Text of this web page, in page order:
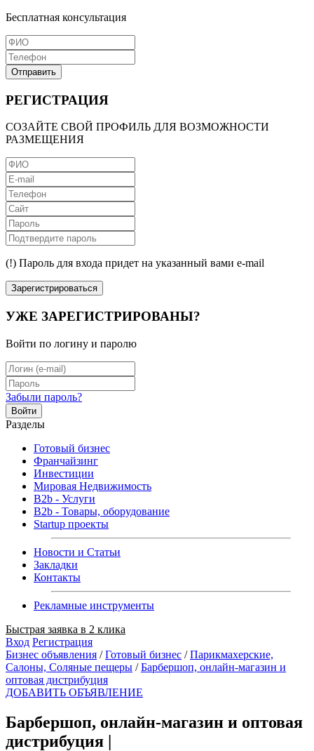
Бесплатная консультация
Отправить
РЕГИСТРАЦИЯ
СОЗАЙТЕ СВОЙ ПРОФИЛЬ ДЛЯ ВОЗМОЖНОСТИ
РАЗМЕЩЕНИЯ
(!) Пароль для входа придет на указанный вами e-mail
Зарегистрироваться
УЖЕ ЗАРЕГИСТРИРОВАНЫ?
Войти по логину и паролю
Забыли пароль?
Войти
Разделы
Готовый бизнес
Франчайзинг
Инвестиции
Мировая Недвижимость
B2b - Услуги
B2b - Товары, оборудование
Startup проекты
Новости и Статьи
Закладки
Контакты
Рекламные инструменты
Быстрая заявка в 2 клика
Вход Регистрация
Бизнес объявления /Готовый бизнес /Парикмахерские,
Салоны, Соляные пещеры /Барбершоп, онлайн-магазин и
оптовая дистрибуция
ДОБАВИТЬ ОБЪЯВЛЕНИЕ
Барбершоп, онлайн-магазин и оптовая
дистрибуция |